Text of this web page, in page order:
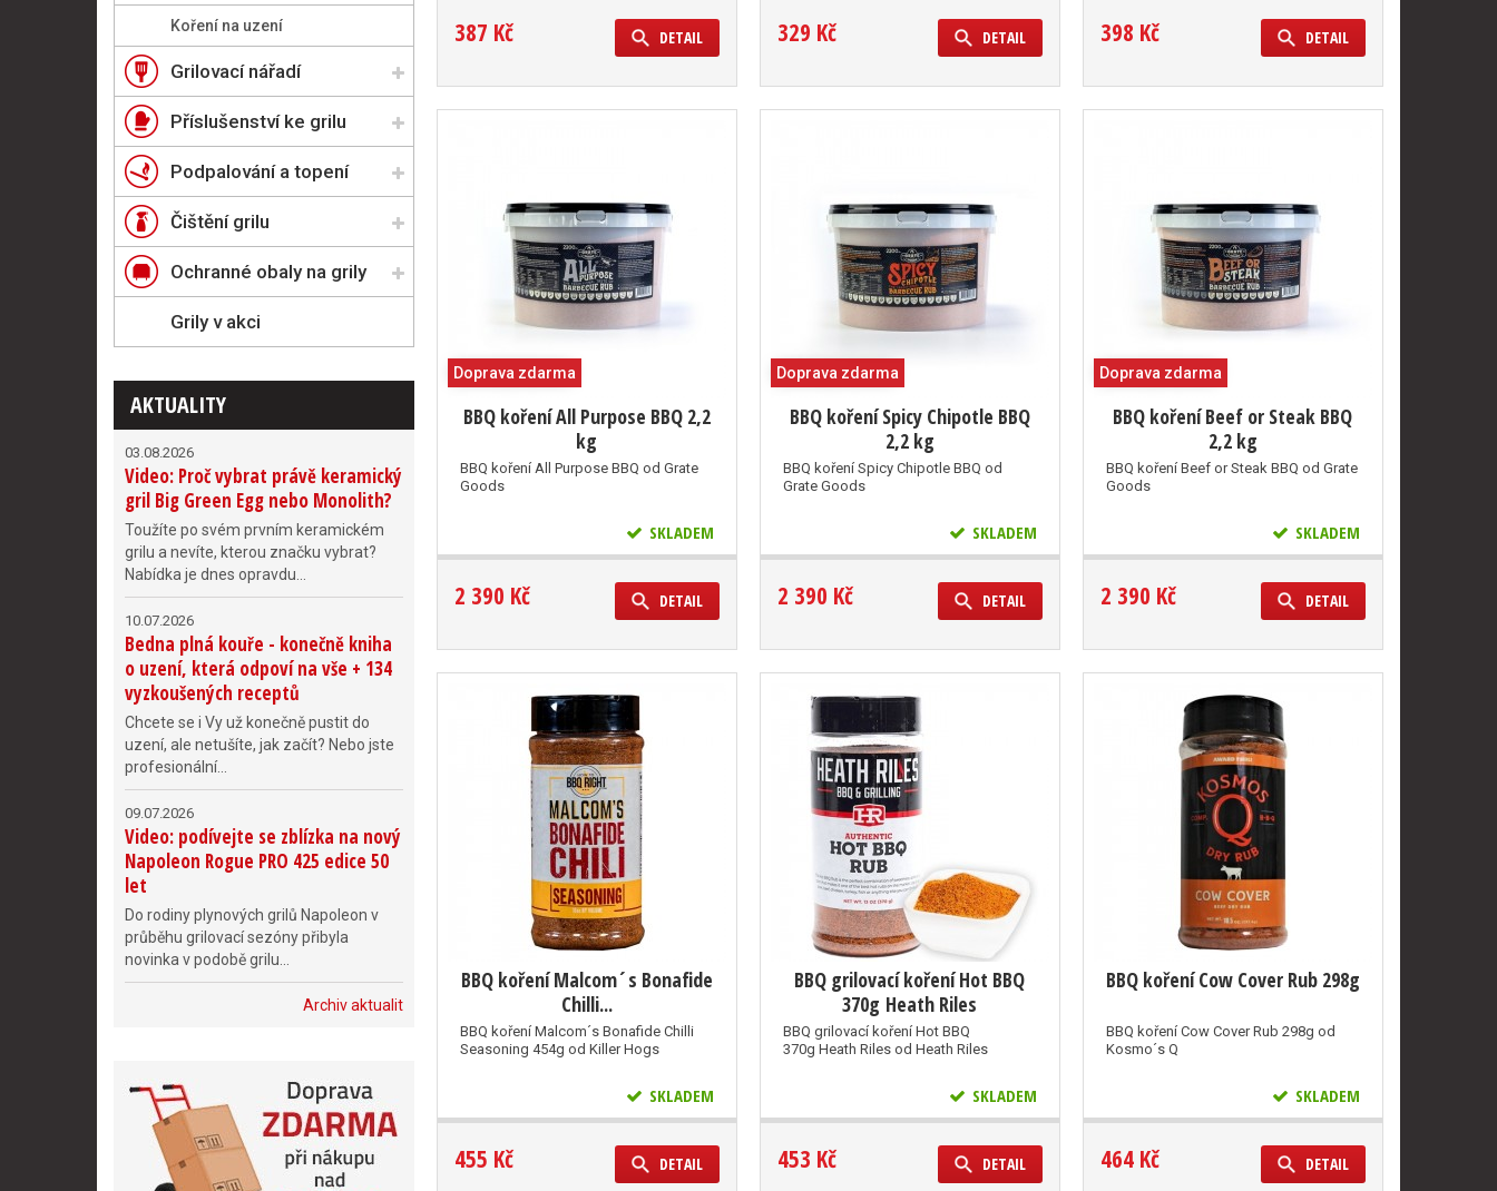
387 Kč DETAIL 329 Kč DETAIL 398 Kč DETAIL
Doprava zdarma
BBQ koření All Purpose BBQ 2,2
kg
BBQ koření All Purpose BBQ od Grate
Goods
SKLADEM
2 390 Kč DETAIL
Doprava zdarma
BBQ koření Spicy Chipotle BBQ
2,2 kg
BBQ koření Spicy Chipotle BBQ od
Grate Goods
SKLADEM
2 390 Kč DETAIL
Doprava zdarma
BBQ koření Beef or Steak BBQ
2,2 kg
BBQ koření Beef or Steak BBQ od Grate
Goods
SKLADEM
2 390 Kč DETAIL
BBQ koření Malcom´s Bonafide
Chilli...
BBQ koření Malcom´s Bonafide Chilli
Seasoning 454g od Killer Hogs
SKLADEM
455 Kč DETAIL
BBQ grilovací koření Hot BBQ
370g Heath Riles
BBQ grilovací koření Hot BBQ
370g Heath Riles od Heath Riles
SKLADEM
453 Kč DETAIL
BBQ koření Cow Cover Rub 298g
BBQ koření Cow Cover Rub 298g od
Kosmo´s Q
SKLADEM
464 Kč DETAIL
Koření na uzení
Grilovací nářadí
Příslušenství ke grilu
Podpalování a topení
Čištění grilu
Ochranné obaly na grily
Grily v akci
AKTUALITY
03.08.2026
Video: Proč vybrat právě keramický
gril Big Green Egg nebo Monolith?
Toužíte po svém prvním keramickém
grilu a nevíte, kterou značku vybrat?
Nabídka je dnes opravdu...
10.07.2026
Bedna plná kouře - konečně kniha
o uzení, která odpoví na vše + 134
vyzkoušených receptů
Chcete se i Vy už konečně pustit do
uzení, ale netušíte, jak začít? Nebo jste
profesionální...
09.07.2026
Video: podívejte se zblízka na nový
Napoleon Rogue PRO 425 edice 50
let
Do rodiny plynových grilů Napoleon v
průběhu grilovací sezóny přibyla
novinka v podobě grilu...
Archiv aktualit